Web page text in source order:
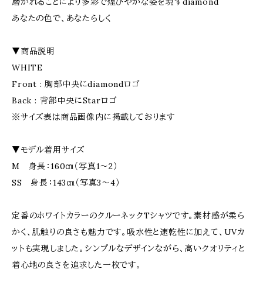
あなたの色で、あなたらしく
▼商品説明
WHITE
Front : 胸部中央にdiamondロゴ
Back : 背部中央にStarロゴ
※サイズ表は商品画像内に掲載しております
▼モデル着用サイズ
M 身長：160㎝（写真1～2）
SS 身長：143㎝（写真3～4）
定番のホワイトカラーのクルーネックTシャツです。素材感が柔ら
かく、肌触りの良さも魅力です。吸水性と速乾性に加えて、UVカ
ットも実現しました。シンプルなデザインながら、高いクオリティと
着心地の良さを追求した一枚です。